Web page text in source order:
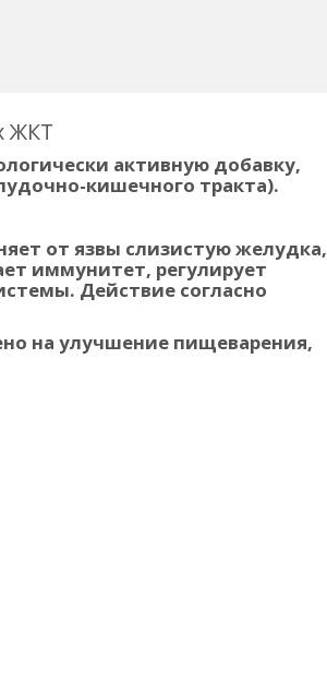
ЖКТ
активную добавку,
кишечного тракта).
от язвы слизистую желудка,
иммунитет, регулирует
Действие согласно
на улучшение пищеварения,